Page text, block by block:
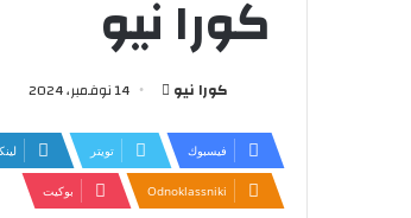
كورا نيو
كورا نيو
أرسل
إلكترونيا
14 نوفمبر، 2024
فيسبوك تويتر
Odnoklassniki بوكيت